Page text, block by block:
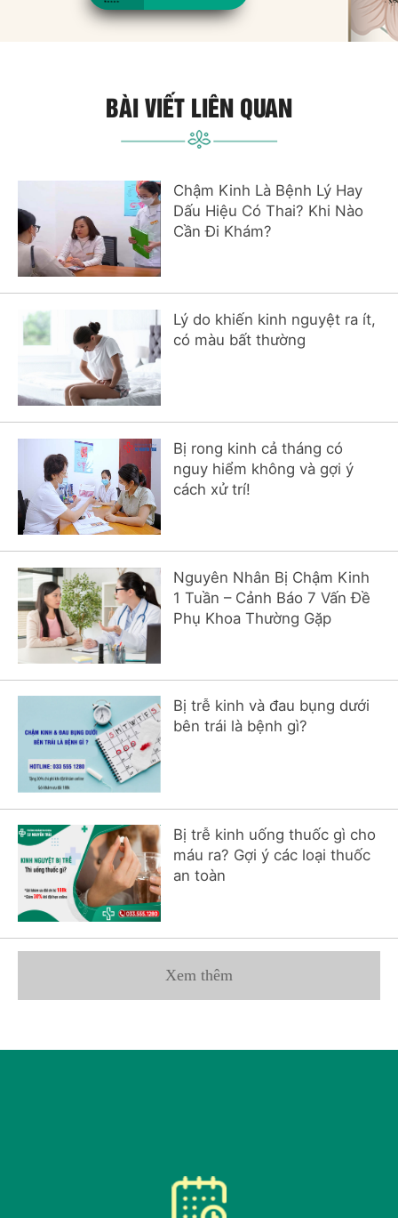
BÀI VIẾT LIÊN QUAN
Chậm Kinh Là Bệnh Lý Hay
Dấu Hiệu Có Thai? Khi Nào
Cần Đi Khám?
Lý do khiến kinh nguyệt ra ít,
có màu bất thường
Bị rong kinh cả tháng có
nguy hiểm không và gợi ý
cách xử trí!
Nguyên Nhân Bị Chậm Kinh
1 Tuần – Cảnh Báo 7 Vấn Đề
Phụ Khoa Thường Gặp
Bị trễ kinh và đau bụng dưới
bên trái là bệnh gì?
Bị trễ kinh uống thuốc gì cho
máu ra? Gợi ý các loại thuốc
an toàn
Xem thêm